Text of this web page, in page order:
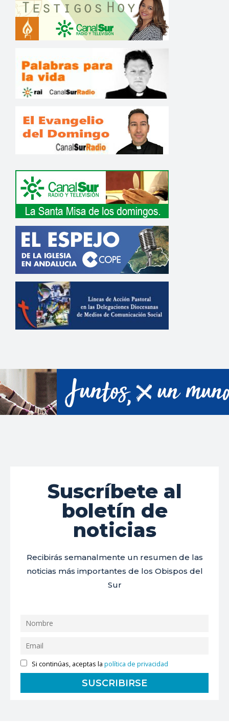
Suscríbete al
boletín de
noticias
Recibirás semanalmente un resumen de las
noticias más importantes de los Obispos del
Sur
Si continúas, aceptas lapolítica de privacidad